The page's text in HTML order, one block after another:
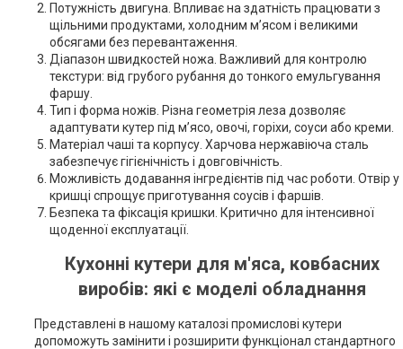
Потужність двигуна. Впливає на здатність працювати з
щільними продуктами, холодним м’ясом і великими
обсягами без перевантаження.
Діапазон швидкостей ножа. Важливий для контролю
текстури: від грубого рубання до тонкого емульгування
фаршу.
Тип і форма ножів. Різна геометрія леза дозволяє
адаптувати кутер під м’ясо, овочі, горіхи, соуси або креми.
Матеріал чаші та корпусу. Харчова нержавіюча сталь
забезпечує гігієнічність і довговічність.
Можливість додавання інгредієнтів під час роботи. Отвір у
кришці спрощує приготування соусів і фаршів.
Безпека та фіксація кришки. Критично для інтенсивної
щоденної експлуатації.
Кухонні кутери для м'яса, ковбасних
виробів: які є моделі обладнання
Представлені в нашому каталозі промислові кутери
допоможуть замінити і розширити функціонал стандартного